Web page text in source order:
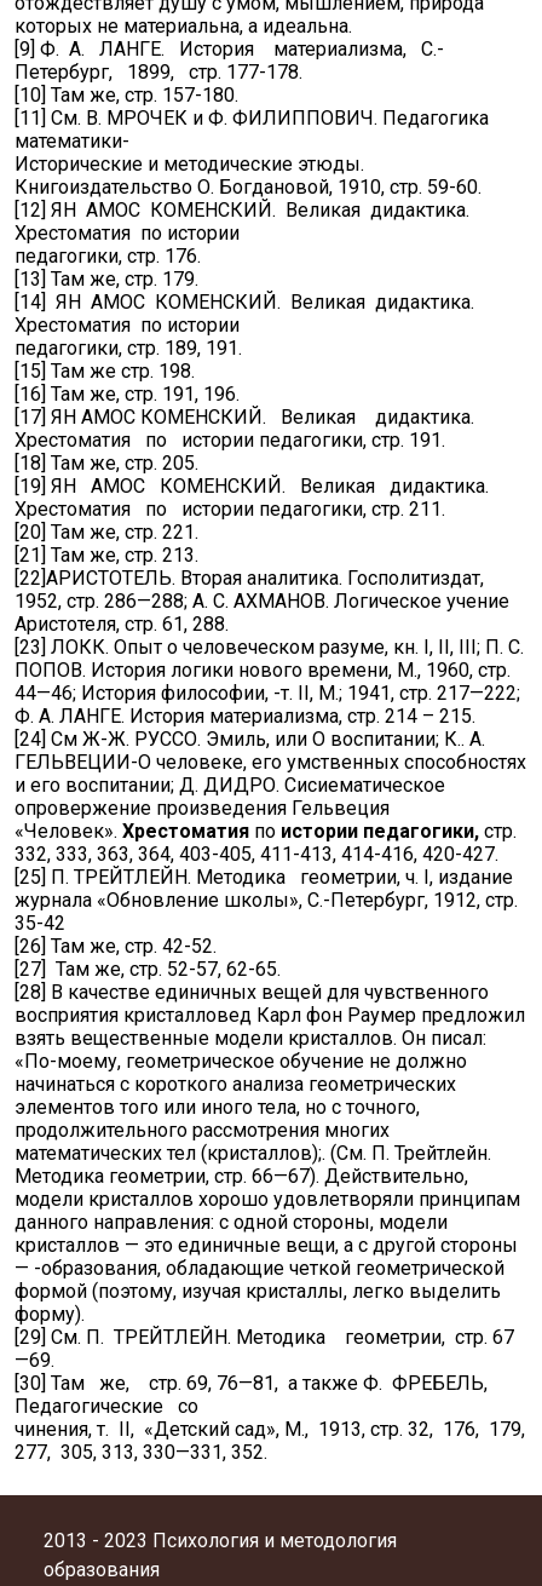
которых не материальна, а идеальна.
[9] Ф. А. ЛАНГЕ. История материализма, С.-
Петербург, 1899, стр. 177-178.
[10] Там же, стр. 157-180.
[11] См. В. МРОЧЕК и Ф. ФИЛИППОВИЧ. Педагогика
математики-
Исторические и методические этюды.
Книгоиздательство О. Богдановой, 1910, стр. 59-60.
[12] ЯН АМОС КОМЕНСКИЙ. Великая дидактика.
Хрестоматия по истории
педагогики, стр. 176.
[13] Там же, стр. 179.
[14] ЯН АМОС КОМЕНСКИЙ. Великая дидактика.
Хрестоматия по истории
педагогики, стр. 189, 191.
[15] Там же стр. 198.
[16] Там же, стр. 191, 196.
[17] ЯН АМОС КОМЕНСКИЙ. Великая дидактика.
Хрестоматия по истории педагогики, стр. 191.
[18] Там же, стр. 205.
[19] ЯН АМОС КОМЕНСКИЙ. Великая дидактика.
Хрестоматия по истории педагогики, стр. 211.
[20] Там же, стр. 221.
[21] Там же, стр. 213.
[22]АРИСТОТЕЛЬ. Вторая аналитика. Госполитиздат,
1952, стр. 286—288; А. С. АХМАНОВ. Логическое учение
Аристотеля, стр. 61, 288.
[23] ЛОКК. Опыт о человеческом разуме, кн. I, II, III; П. С.
ПОПОВ. История логики нового времени, М., 1960, стр.
44—46; История философии, -т. II, М.; 1941, стр. 217—222;
Ф. А. ЛАНГЕ. История материализма, стр. 214 – 215.
[24] См Ж-Ж. РУССО. Эмиль, или О воспитании; К.. А.
ГЕЛЬВЕЦИИ-О человеке, его умственных способностях
и его воспитании; Д. ДИДРО. Сисиематическое
опровержение произведения Гельвеция
«Человек». Хрестоматия по истории педагогики, стр.
332, 333, 363, 364, 403-405, 411-413, 414-416, 420-427.
[25] П. ТРЕЙТЛЕЙН. Методика геометрии, ч. I, издание
журнала «Обновление школы», С.-Петербург, 1912, стр.
35-42
[26] Там же, стр. 42-52.
[27] Там же, стр. 52-57, 62-65.
[28] В качестве единичных вещей для чувственного
восприятия кристалловед Карл фон Раумер предложил
взять вещественные модели кристаллов. Он писал:
«По-моему, геометрическое обучение не должно
начинаться с короткого анализа геометрических
элементов того или иного тела, но с точного,
продолжительного рассмотрения многих
математических тел (кристаллов);. (См. П. Трейтлейн.
Методика геометрии, стр. 66—67). Действительно,
модели кристаллов хорошо удовлетворяли принципам
данного направления: с одной стороны, модели
кристаллов — это единичные вещи, а с другой стороны
— -образования, обладающие четкой геометрической
формой (поэтому, изучая кристаллы, легко выделить
форму).
[29] См. П. ТРЕЙТЛЕЙН. Методика геометрии, стр. 67
—69.
[30] Там же, стр. 69, 76—81, а также Ф. ФРЕБЕЛЬ,
Педагогические со
чинения, т. II, «Детский сад», М., 1913, стр. 32, 176, 179,
277, 305, 313, 330—331, 352.
2013 - 2023 Психология и методология
образования